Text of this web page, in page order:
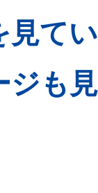
見て
ジも